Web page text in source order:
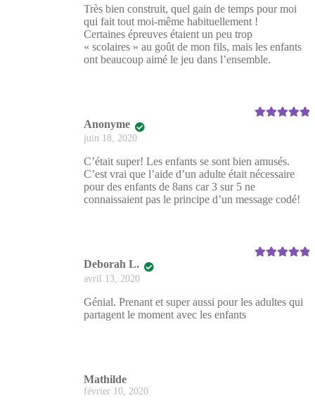
Très bien construit, quel gain de temps pour moi
qui fait tout moi-même habituellement !
Certaines épreuves étaient un peu trop
« scolaires » au goût de mon fils, mais les enfants
ont beaucoup aimé le jeu dans l’ensemble.
Anonyme
juin 18, 2020
C’était super! Les enfants se sont bien amusés.
C’est vrai que l’aide d’un adulte était nécessaire
pour des enfants de 8ans car 3 sur 5 ne
connaissaient pas le principe d’un message codé!
Deborah L.
avril 13, 2020
Génial. Prenant et super aussi pour les adultes qui
partagent le moment avec les enfants
Mathilde
février 10, 2020